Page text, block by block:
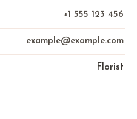
+1 555 123 456
example@example.com
Florist